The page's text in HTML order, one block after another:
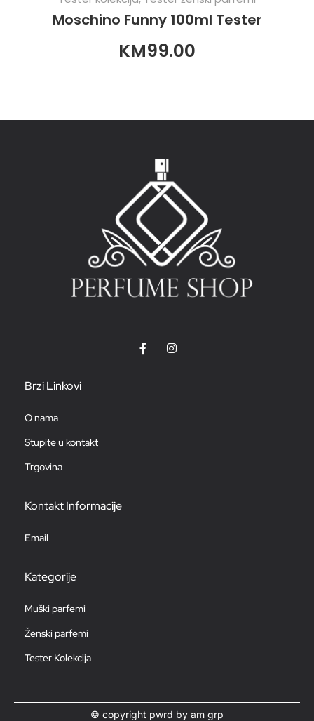
Moschino Funny 100ml Tester
KM99.00
Brzi Linkovi
O nama
Stupite u kontakt
Trgovina
Kontakt Informacije
Email
Kategorije
Muški parfemi
Ženski parfemi
Tester Kolekcija
© copyright pwrd by am grp